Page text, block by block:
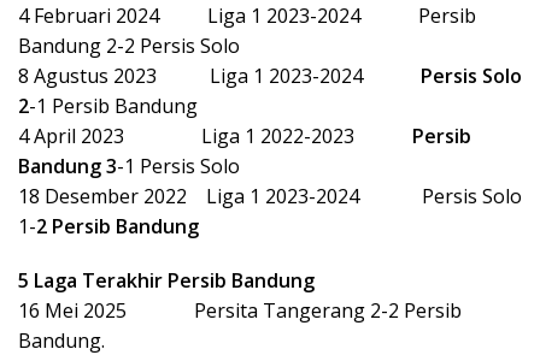
4 Februari 2024 Liga 1 2023-2024 Persib
Bandung 2-2 Persis Solo
8 Agustus 2023 Liga 1 2023-2024 Persis Solo
2-1 Persib Bandung
4 April 2023 Liga 1 2022-2023 Persib
Bandung 3-1 Persis Solo
18 Desember 2022 Liga 1 2023-2024 Persis Solo
1-2 Persib Bandung
5 Laga Terakhir Persib Bandung
16 Mei 2025 Persita Tangerang 2-2 Persib
Bandung.